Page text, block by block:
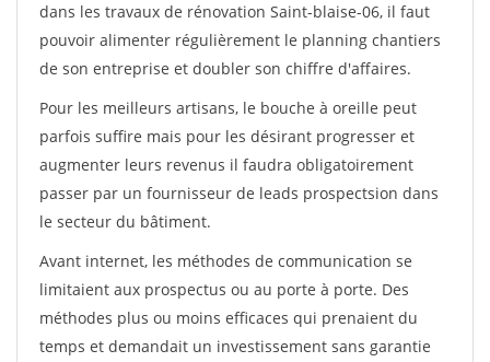
dans les travaux de rénovation Saint-blaise-06, il faut
pouvoir alimenter régulièrement le planning chantiers
de son entreprise et doubler son chiffre d'affaires.
Pour les meilleurs artisans, le bouche à oreille peut
parfois suffire mais pour les désirant progresser et
augmenter leurs revenus il faudra obligatoirement
passer par un fournisseur de leads prospectsion dans
le secteur du bâtiment.
Avant internet, les méthodes de communication se
limitaient aux prospectus ou au porte à porte. Des
méthodes plus ou moins efficaces qui prenaient du
temps et demandait un investissement sans garantie